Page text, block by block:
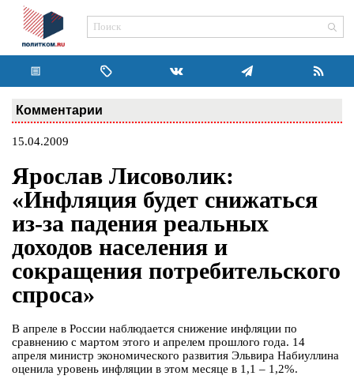
Комментарии
15.04.2009
Ярослав Лисоволик:
«Инфляция будет снижаться
из-за падения реальных
доходов населения и
сокращения потребительского
спроса»
В апреле в России наблюдается снижение инфляции по
сравнению с мартом этого и апрелем прошлого года. 14
апреля министр экономического развития Эльвира Набиуллина
оценила уровень инфляции в этом месяце в 1,1 – 1,2%.